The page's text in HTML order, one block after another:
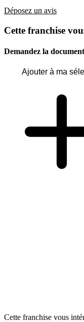
Déposez un avis
Cette franchise
Demandez la
Ajouter à ma
Cette franchise vous